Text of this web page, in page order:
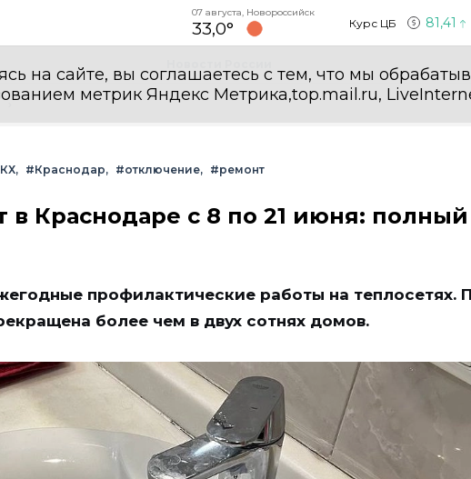
07 августа, Новороссийск
33,0° Курс ЦБ 81,41
на сайте, вы соглашаетесь с тем, что мы
метрик Яндекс Метрика,top.mail.ru,
#Краснодар #отключение #ремонт
в Краснодаре с 8 по 21 июня: полный
профилактические работы на теплосетях.
более чем в двух сотнях домов.